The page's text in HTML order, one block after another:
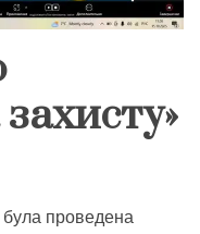
була проведена